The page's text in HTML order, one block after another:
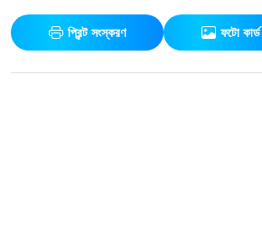
প্রিন্ট সংস্করণ ফটো কার্ড